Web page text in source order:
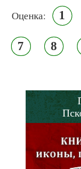
Оценка: 1
7 8